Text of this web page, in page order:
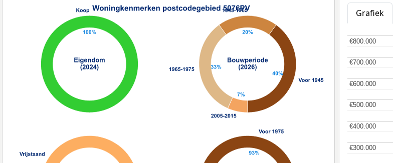
Grafiek
€300.000
€300.000
€400.000
€400.000
€500.000
€500.000
€600.000
€600.000
€700.000
€700.000
€800.000
€800.000